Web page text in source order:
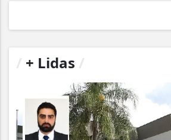
+ Lidas